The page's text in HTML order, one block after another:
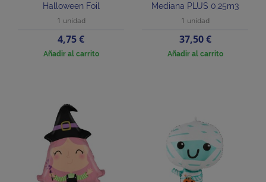
Halloween Foil
1 unidad
Precio
4,75 €
Añadir al carrito
Mediana PLUS 0,25m3
1 unidad
Precio
37,50 €
Añadir al carrito